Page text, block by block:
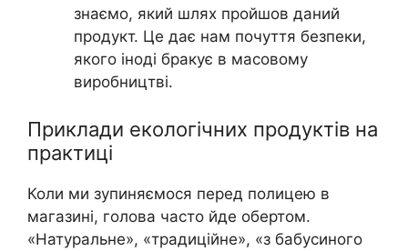
знаємо, який шлях пройшов даний
продукт. Це дає нам почуття безпеки,
якого іноді бракує в масовому
виробництві.
Приклади екологічних продуктів на
практиці
Коли ми зупиняємося перед полицею в
магазині, голова часто йде обертом.
«Натуральне», «традиційне», «з бабусиного